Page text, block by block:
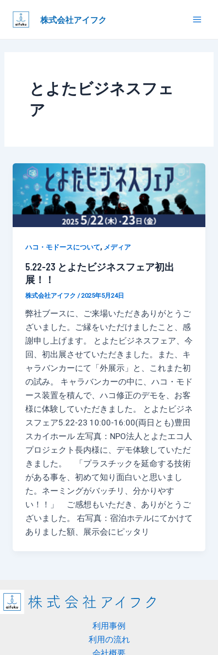
株式会社アイフク
とよたビジネスフェ
ア
ハコ・モドースについて, メディア
5.22-23 とよたビジネスフェア初出
展！！
株式会社アイフク /2025年5月24日
弊社ブースに、ご来場いただきありがとうご
ざいました。ご縁をいただけましたこと、感
謝申し上げます。 とよたビジネスフェア、今
回、初出展させていただきました。また、キ
ャラバンカーにて「外展示」と、これまた初
の試み。 キャラバンカーの中に、ハコ・モド
ース装置を積んで、ハコ修正のデモを、お客
様に体験していただきました。 とよたビジネ
スフェア5.22-23 10:00-16:00(両日とも)豊田
スカイホール 左写真：NPO法人とよたエコ人
プロジェクト長内様に、デモ体験していただ
きました。 「プラスチックを延命する技術
がある事を、初めて知り面白いと思いまし
た。ネーミングがバッチリ、分かりやす
い！！」 ご感想もいただき、ありがとうご
ざいました。 右写真：宿泊ホテルにてかけて
ありました額、展示会にピッタリ
利用事例
利用の流れ